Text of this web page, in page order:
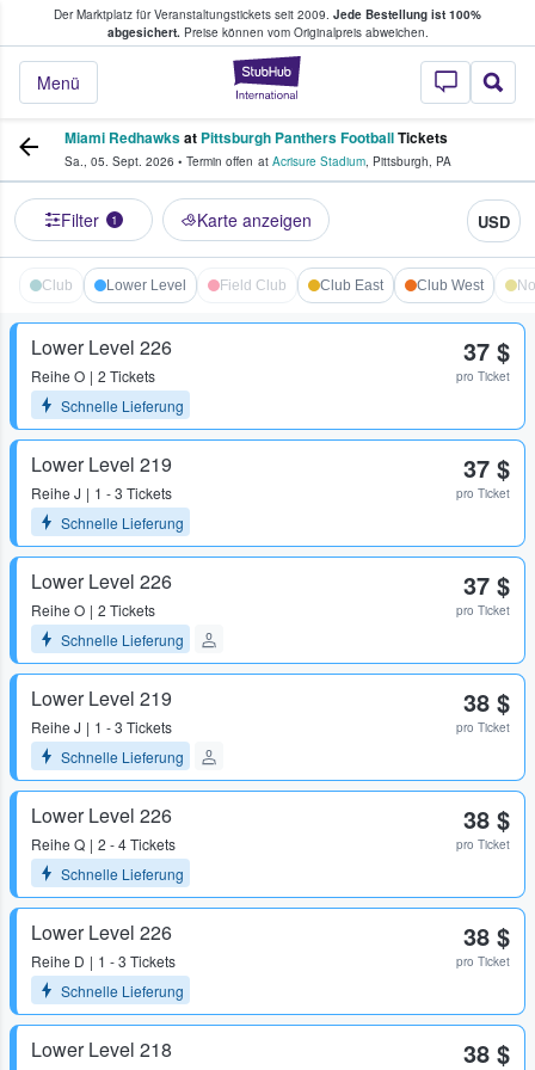
Der Marktplatz für Veranstaltungstickets seit 2009. Jede Bestellung ist 100%
abgesichert.Preise können vom Originalpreis abweichen.
StubHub - Wo
Menü
Tickets kaufen & verkaufen
Miami Redhawksat Pittsburgh Panthers FootballTickets
Sa., 05. Sept. 2026 • Termin offen at Acrisure Stadium, Pittsburgh, PA
Filter 1 Karte anzeigen USD
Club Lower Level Field Club Club East Club West
Lower Level 226
Reihe O
2 Tickets
Schnelle Lieferung
37 $
pro Ticket
Lower Level 219
Reihe J
1 - 3 Tickets
Schnelle Lieferung
37 $
pro Ticket
Lower Level 226
Reihe O
2 Tickets
Schnelle Lieferung
37 $
pro Ticket
Lower Level 219
Reihe J
1 - 3 Tickets
Schnelle Lieferung
38 $
pro Ticket
Lower Level 226
Reihe Q
2 - 4 Tickets
Schnelle Lieferung
38 $
pro Ticket
Lower Level 226
Reihe D
1 - 3 Tickets
Schnelle Lieferung
38 $
pro Ticket
Lower Level 218 38 $